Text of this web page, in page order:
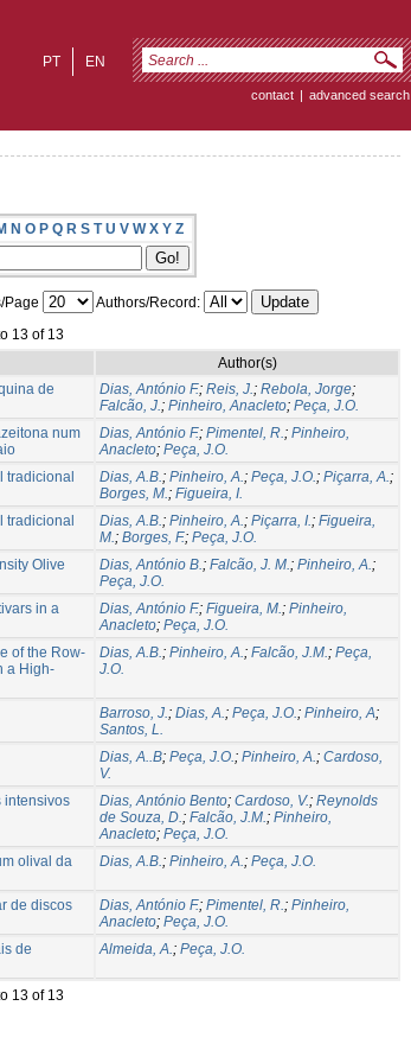
EN
PT
contact | advanced search
N O P Q R S T U V W X Y Z
Page
Authors/Record:
13 of 13
Author(s)
de
Dias, António F.; Reis, J.; Rebola, Jorge;
Falcão, J.; Pinheiro, Anacleto; Peça, J.O.
num
Dias, António F.; Pimentel, R.; Pinheiro,
Anacleto; Peça, J.O.
tradicional
Dias, A.B.; Pinheiro, A.; Peça, J.O.; Piçarra, A.;
Borges, M.; Figueira, I.
tradicional
Dias, A.B.; Pinheiro, A.; Piçarra, I.; Figueira,
M.; Borges, F.; Peça, J.O.
Olive
Dias, António B.; Falcão, J. M.; Pinheiro, A.;
Peça, J.O.
in a
Dias, António F.; Figueira, M.; Pinheiro,
Anacleto; Peça, J.O.
of the Row-
a High-
Dias, A.B.; Pinheiro, A.; Falcão, J.M.; Peça,
J.O.
Barroso, J.; Dias, A.; Peça, J.O.; Pinheiro, A;
Santos, L.
Dias, A..B; Peça, J.O.; Pinheiro, A.; Cardoso,
V.
intensivos Dias, António Bento; Cardoso, V.; Reynolds
de Souza, D.; Falcão, J.M.; Pinheiro,
Anacleto; Peça, J.O.
olival da
Dias, A.B.; Pinheiro, A.; Peça, J.O.
de discos
Dias, António F.; Pimentel, R.; Pinheiro,
Anacleto; Peça, J.O.
de
Almeida, A.; Peça, J.O.
13 of 13